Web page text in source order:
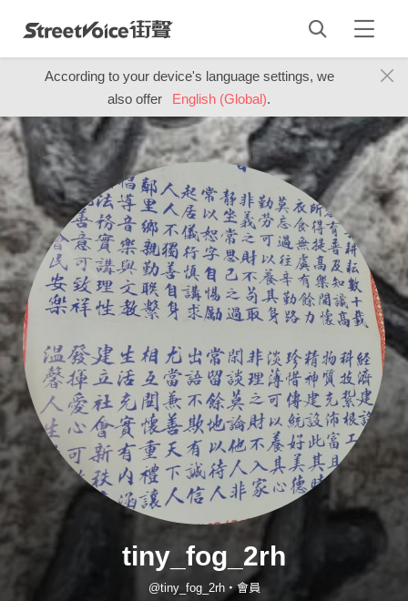
According to your device's language settings, we
also offer
English (Global).
tiny_fog_2rh
@tiny_fog_2rh・會員